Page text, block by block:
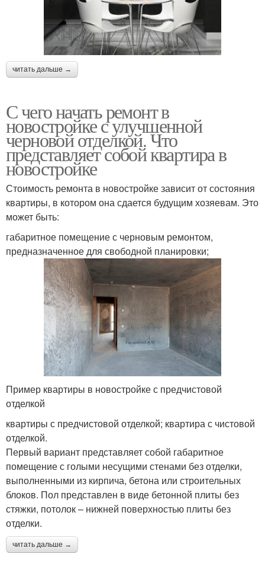
читать дальше →
С чего начать ремонт в
новостройке с улучшенной
черновой отделкой. Что
представляет собой квартира в
новостройке
Стоимость ремонта в новостройке зависит от состояния
квартиры, в котором она сдается будущим хозяевам. Это
может быть:
габаритное помещение с черновым ремонтом,
предназначенное для свободной планировки;
Пример квартиры в новостройке с предчистовой
отделкой
квартиры с предчистовой отделкой; квартира с чистовой
отделкой.
Первый вариант представляет собой габаритное
помещение с голыми несущими стенами без отделки,
выполненными из кирпича, бетона или строительных
блоков. Пол представлен в виде бетонной плиты без
стяжки, потолок – нижней поверхностью плиты без
отделки.
читать дальше →